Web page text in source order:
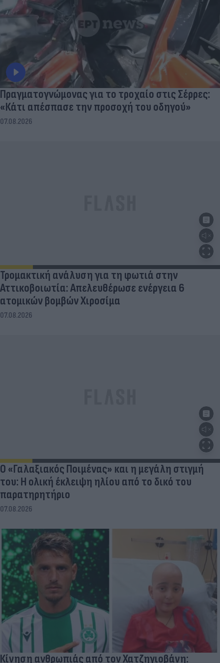
Πραγματογνώμονας για το τροχαίο στις Σέρρες:
«Κάτι απέσπασε την προσοχή του οδηγού»
07.08.2026
Τρομακτική ανάλυση για τη φωτιά στην
Αττικοβοιωτία: Απελευθέρωσε ενέργεια 6
ατομικών βομβών Χιροσίμα
07.08.2026
Ο «Γαλαξιακός Ποιμένας» και η μεγάλη στιγμή
του: Η ολική έκλειψη ηλίου από το δικό του
παρατηρητήριο
07.08.2026
Κίνηση ανθρωπιάς από τον Χατζηγιοβάνη: